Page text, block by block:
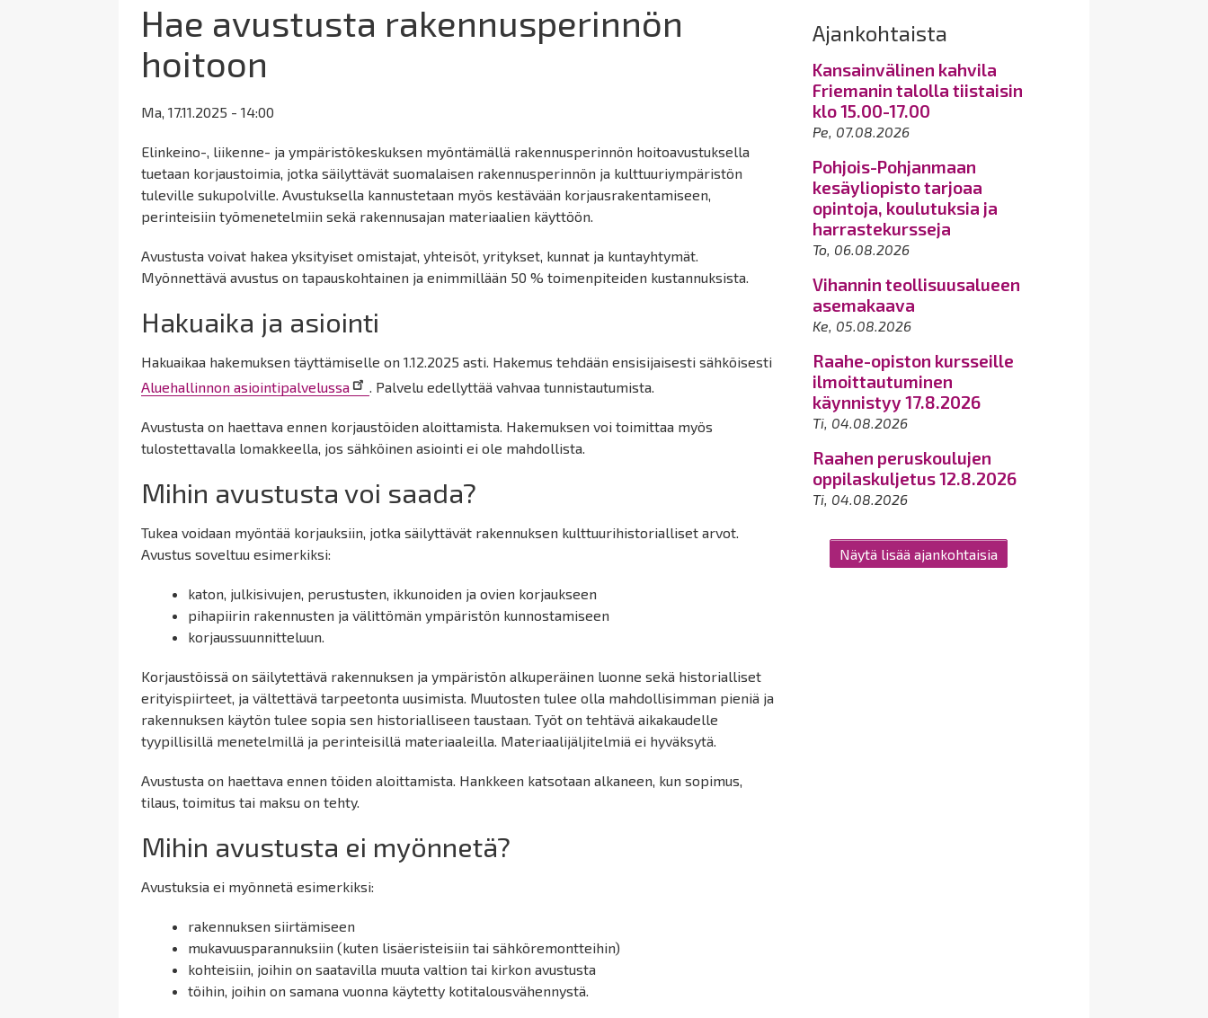
Hae avustusta rakennusperinnön
hoitoon
Ma, 17.11.2025 - 14:00
Elinkeino-, liikenne- ja ympäristökeskuksen myöntämällä rakennusperinnön hoitoavustuksella
tuetaan korjaustoimia, jotka säilyttävät suomalaisen rakennusperinnön ja kulttuuriympäristön
tuleville sukupolville. Avustuksella kannustetaan myös kestävään korjausrakentamiseen,
perinteisiin työmenetelmiin sekä rakennusajan materiaalien käyttöön.
Avustusta voivat hakea yksityiset omistajat, yhteisöt, yritykset, kunnat ja kuntayhtymät.
Myönnettävä avustus on tapauskohtainen ja enimmillään 50 % toimenpiteiden kustannuksista.
Hakuaika ja asiointi
Hakuaikaa hakemuksen täyttämiselle on 1.12.2025 asti. Hakemus tehdään ensisijaisesti sähköisesti
Aluehallinnon asiointipalvelussa
. Palvelu edellyttää vahvaa tunnistautumista.
Avustusta on haettava ennen korjaustöiden aloittamista. Hakemuksen voi toimittaa myös
tulostettavalla lomakkeella, jos sähköinen asiointi ei ole mahdollista.
Mihin avustusta voi saada?
Tukea voidaan myöntää korjauksiin, jotka säilyttävät rakennuksen kulttuurihistorialliset arvot.
Avustus soveltuu esimerkiksi:
katon, julkisivujen, perustusten, ikkunoiden ja ovien korjaukseen
pihapiirin rakennusten ja välittömän ympäristön kunnostamiseen
korjaussuunnitteluun.
Korjaustöissä on säilytettävä rakennuksen ja ympäristön alkuperäinen luonne sekä historialliset
erityispiirteet, ja vältettävä tarpeetonta uusimista. Muutosten tulee olla mahdollisimman pieniä ja
rakennuksen käytön tulee sopia sen historialliseen taustaan. Työt on tehtävä aikakaudelle
tyypillisillä menetelmillä ja perinteisillä materiaaleilla. Materiaalijäljitelmiä ei hyväksytä.
Avustusta on haettava ennen töiden aloittamista. Hankkeen katsotaan alkaneen, kun sopimus,
tilaus, toimitus tai maksu on tehty.
Mihin avustusta ei myönnetä?
Avustuksia ei myönnetä esimerkiksi:
rakennuksen siirtämiseen
mukavuusparannuksiin (kuten lisäeristeisiin tai sähköremontteihin)
kohteisiin, joihin on saatavilla muuta valtion tai kirkon avustusta
töihin, joihin on samana vuonna käytetty kotitalousvähennystä.
Ajankohtaista
Kansainvälinen kahvila
Friemanin talolla tiistaisin
klo 15.00-17.00
Pe, 07.08.2026
Pohjois-Pohjanmaan
kesäyliopisto tarjoaa
opintoja, koulutuksia ja
harrastekursseja
To, 06.08.2026
Vihannin teollisuusalueen
asemakaava
Ke, 05.08.2026
Raahe-opiston kursseille
ilmoittautuminen
käynnistyy 17.8.2026
Ti, 04.08.2026
Raahen peruskoulujen
oppilaskuljetus 12.8.2026
Ti, 04.08.2026
Näytä lisää ajankohtaisia